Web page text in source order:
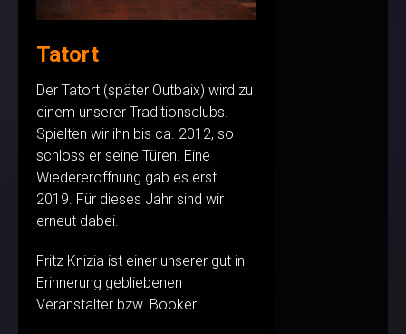
Tatort
Der Tatort (später Outbaix) wird zu
einem unserer Traditionsclubs.
Spielten wir ihn bis ca. 2012, so
schloss er seine Türen. Eine
Wiedereröffnung gab es erst
2019. Für dieses Jahr sind wir
erneut dabei.
Fritz Knizia ist einer unserer gut in
Erinnerung gebliebenen
Veranstalter bzw. Booker.